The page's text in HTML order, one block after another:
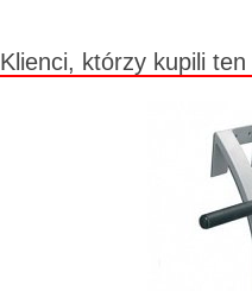
Klienci, którzy kupili